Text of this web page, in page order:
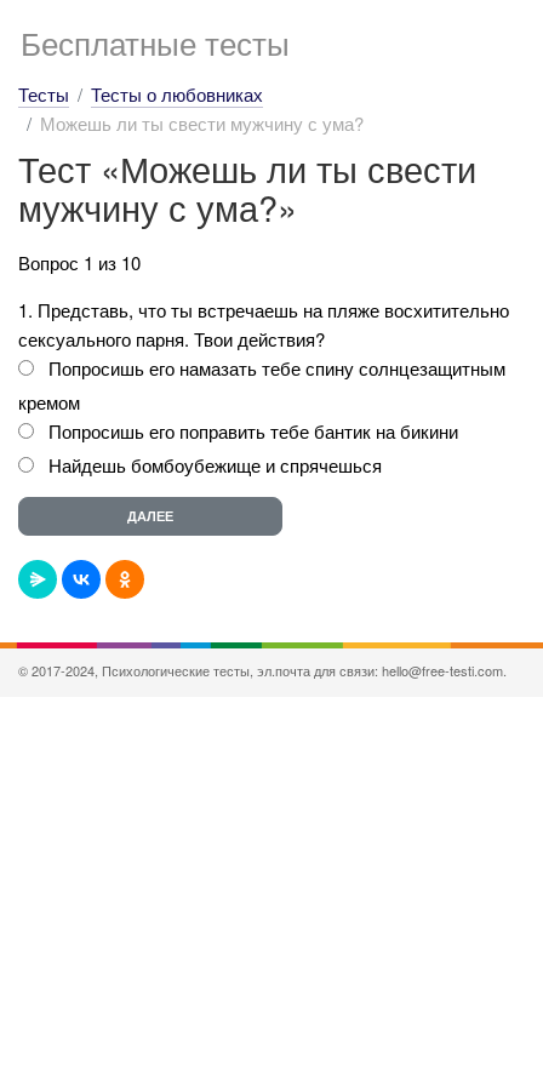
Бесплатные тесты
Тесты
Тесты о любовниках
Можешь ли ты свести мужчину с ума?
Тест «Можешь ли ты свести
мужчину с ума?»
Вопрос 1 из 10
1. Представь, что ты встречаешь на пляже восхитительно
сексуального парня. Твои действия?
Попросишь его намазать тебе спину солнцезащитным
кремом
Попросишь его поправить тебе бантик на бикини
Найдешь бомбоубежище и спрячешься
© 2017-2024, Психологические тесты, эл.почта для связи: hello@free-testi.com.